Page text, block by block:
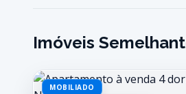
Imóveis
MOBILIADO